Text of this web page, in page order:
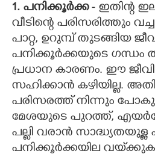
1. പനിക്കൂർക്ക- ഇതിന്റ
വീടിന്റെ പരിസരിത്തും
പാറ്റ, ഉറുമ്പ് തുടങ്ങിയ
പനിക്കൂർക്കയുടെ ഗന്ധം
പ്രധാന കാരണം. ഈ
സഹിക്കാൻ കഴിയില്ല.
പരിസരത്ത് നിന്നും പോകും.
മേശയുടെ പുറത്ത്,
പല്ലി വരാൻ
പനിക്കൂർക്കയില